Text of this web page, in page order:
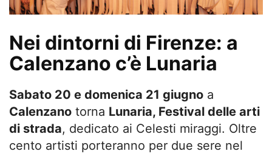
Nei dintorni di Firenze: a
Calenzano c’è Lunaria
Sabato 20 e domenica 21 giugno a
Calenzano torna Lunaria, Festival delle arti
di strada, dedicato ai Celesti miraggi. Oltre
cento artisti porteranno per due sere nel